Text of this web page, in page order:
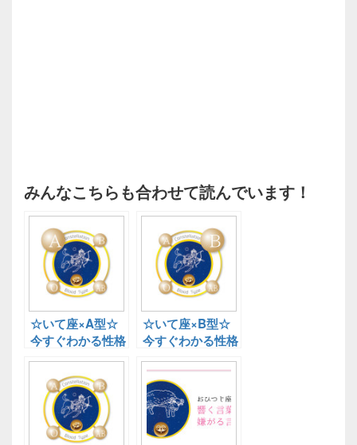
みんなこちらも合わせて読んでいます！
☆いて座×A型☆
今すぐわかる性格
傾向！星座×血液
型診断
☆いて座×B型☆
今すぐわかる性格
傾向！星座×血液
型診断